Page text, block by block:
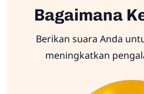
Bagaimana
Berikan suara Anda
meningkatkan